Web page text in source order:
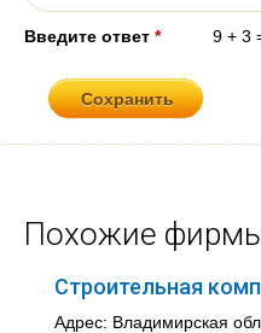
Введите ответ * 9 + 3
Похожие
Строительная
Адрес: Владимирская